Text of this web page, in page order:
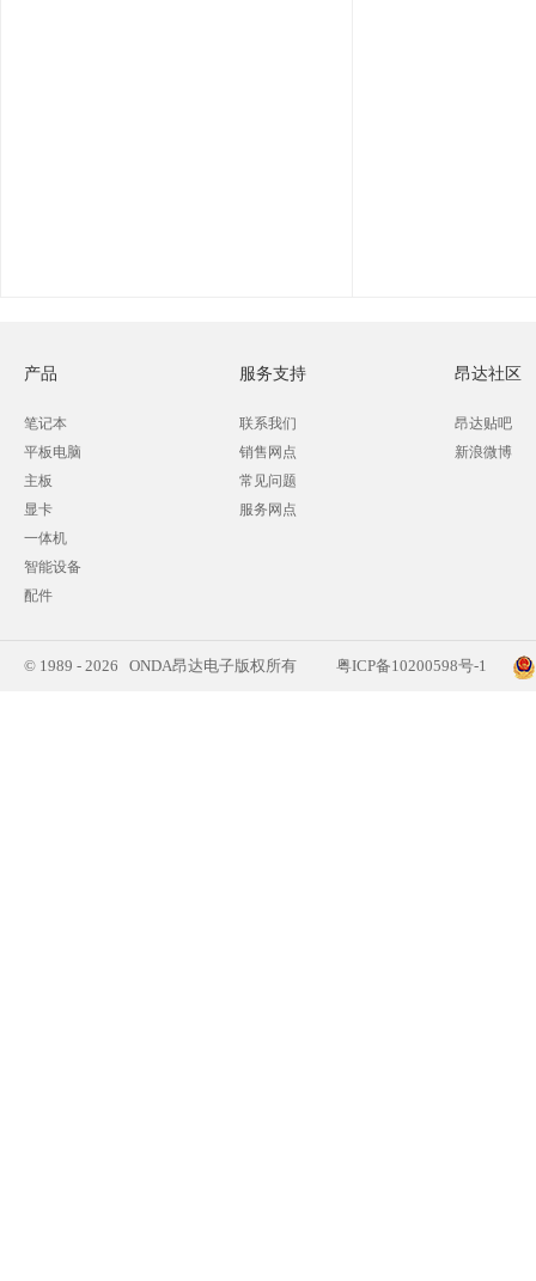
产品
笔记本
平板电脑
主板
显卡
一体机
智能设备
配件
服务支持
联系我们
销售网点
常见问题
服务网点
昂达社区
昂达贴吧
新浪微博
© 1989 - 2026 ONDA昂达电子版权所有 粤ICP备10200598号-1